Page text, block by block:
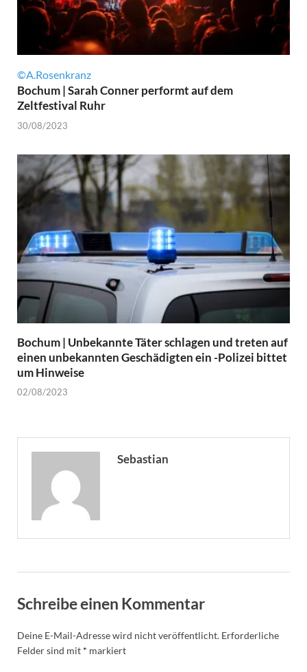
©A.Rosenkranz
Bochum | Sarah Conner performt auf dem
Zeltfestival Ruhr
30/08/2023
Bochum | Unbekannte Täter schlagen und treten auf
einen unbekannten Geschädigten ein -Polizei bittet
um Hinweise
02/08/2023
Sebastian
Schreibe einen Kommentar
Deine E-Mail-Adresse wird nicht veröffentlicht. Erforderliche
Felder sind mit * markiert